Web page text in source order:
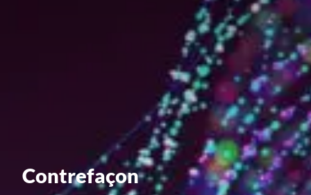
Formation
Histoire
De A à Z, ou presque
La différence
Contrefaçon